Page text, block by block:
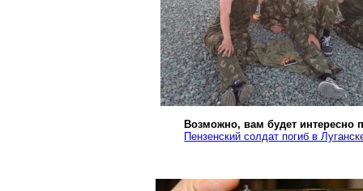
Возможно, вам будет интересно
Пензенский солдат погиб в